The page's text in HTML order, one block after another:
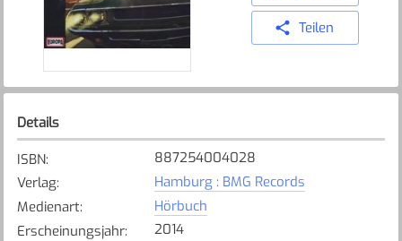
Teilen
Details
ISBN:
887254004028
Verlag:
Hamburg : BMG Records
Medienart:
Hörbuch
Erscheinungsjahr:
2014